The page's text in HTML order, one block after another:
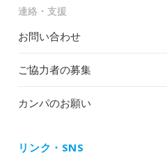
連絡・支援
お問い合わせ
ご協力者の募集
カンパのお願い
リンク・SNS